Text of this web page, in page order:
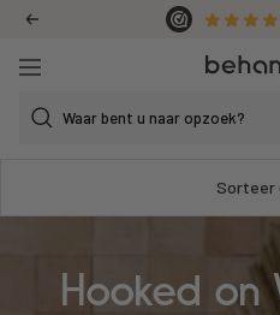
naar
content
Vorige
Navigatie
Sorteer
Hooked on